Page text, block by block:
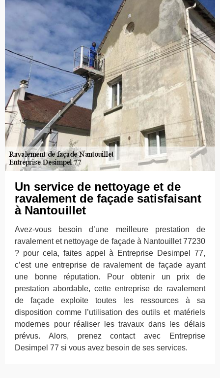
Un service de nettoyage et de
ravalement de façade satisfaisant
à Nantouillet
Avez-vous besoin d’une meilleure prestation de
ravalement et nettoyage de façade à Nantouillet 77230
? pour cela, faites appel à Entreprise Desimpel 77,
c’est une entreprise de ravalement de façade ayant
une bonne réputation. Pour obtenir un prix de
prestation abordable, cette entreprise de ravalement
de façade exploite toutes les ressources à sa
disposition comme l’utilisation des outils et matériels
modernes pour réaliser les travaux dans les délais
prévus. Alors, prenez contact avec Entreprise
Desimpel 77 si vous avez besoin de ses services.